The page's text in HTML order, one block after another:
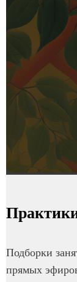
Подборки
прямых